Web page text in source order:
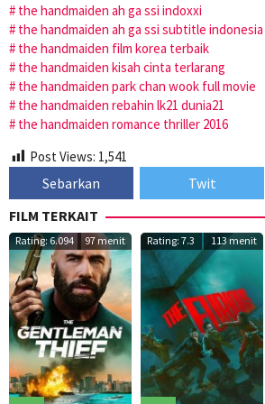
the handmaiden ah ga ssi indoxxi
the handmaiden ah ga ssi subtitle indonesia
the handmaiden film korea terbaik
the handmaiden kisah cinta terlarang
the handmaiden park chan wook full movie
the handmaiden rebahin lk21 dunia21
the handmaiden romance thriller 2016
Post Views: 1,541
Sebarkan Twit
FILM TERKAIT
Rating: 6.094 97 menit Rating: 7.3 113 menit